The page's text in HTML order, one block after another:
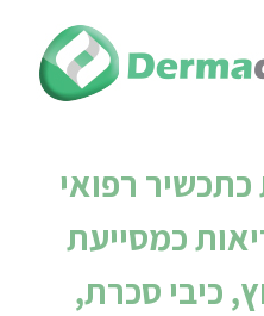
רפואי
כמסייעת
כיבי סכרת,